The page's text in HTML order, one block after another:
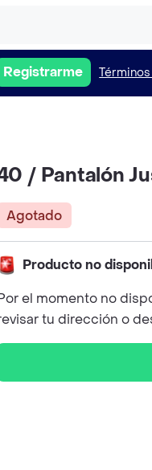
Registrarme
/ Pantalón
Agotado
Producto no
el momento no
tu dirección o